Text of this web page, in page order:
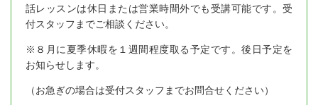
話レッスンは休日または営業時間外でも受講可能です。受
付スタッフまでご相談ください。
※８月に夏季休暇を１週間程度取る予定です。後日予定を
お知らせします。
（お急ぎの場合は受付スタッフまでお問合せください）